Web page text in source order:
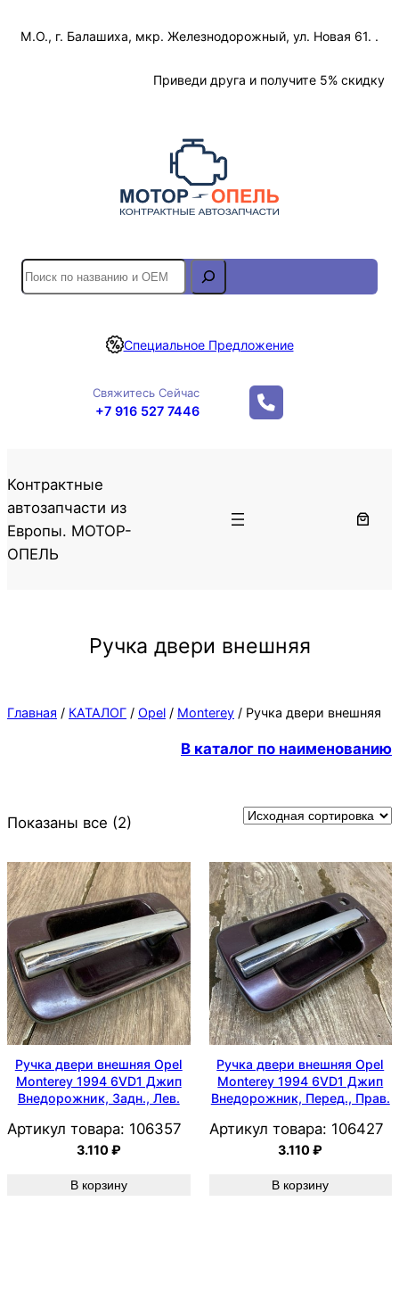
М.О., г. Балашиха, мкр. Железнодорожный, ул. Новая 61. .
Приведи друга и получите 5% скидку
S
e
r
Специальное Предложение
Свяжитесь Сейчас
+7 916 527 7446
Контрактные
автозапчасти из
Европы. МОТОР-
ОПЕЛЬ
Ручка двери внешняя
Главная / КАТАЛОГ / Opel / Monterey / Ручка двери внешняя
В каталог по наименованию
Показаны все (2)
Ручка двери внешняя Opel
Monterey 1994 6VD1 Джип
Внедорожник, Задн., Лев.
Артикул товара: 106357
3.110₽
В корзину
Ручка двери внешняя Opel
Monterey 1994 6VD1 Джип
Внедорожник, Перед., Прав.
Артикул товара: 106427
3.110₽
В корзину